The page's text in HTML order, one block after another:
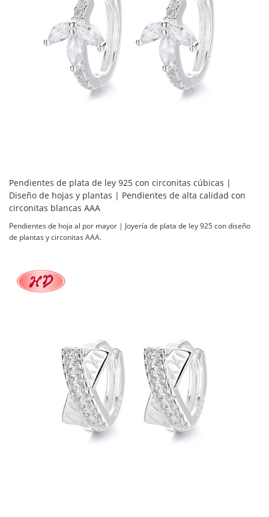
Pendientes de plata de ley 925 con circonitas cúbicas |
Diseño de hojas y plantas | Pendientes de alta calidad con
circonitas blancas AAA
Pendientes de hoja al por mayor | Joyería de plata de ley 925 con diseño
de plantas y circonitas AAA.